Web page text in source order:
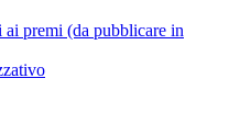
premi (da pubblicare in